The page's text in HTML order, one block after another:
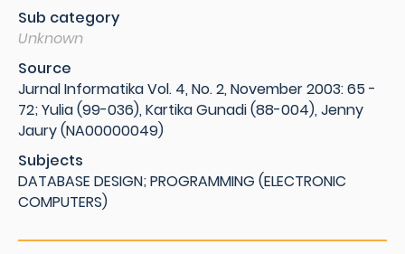
Sub category
Unknown
Source
Jurnal Informatika Vol. 4, No. 2, November 2003: 65 -
72; Yulia (99-036), Kartika Gunadi (88-004), Jenny
Jaury (NA00000049)
Subjects
DATABASE DESIGN; PROGRAMMING (ELECTRONIC
COMPUTERS)